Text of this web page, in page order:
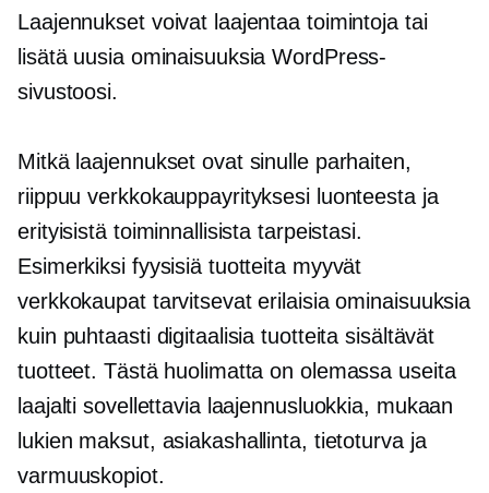
Laajennukset voivat laajentaa toimintoja tai
lisätä uusia ominaisuuksia WordPress-
sivustoosi.
Mitkä laajennukset ovat sinulle parhaiten,
riippuu verkkokauppayrityksesi luonteesta ja
erityisistä toiminnallisista tarpeistasi.
Esimerkiksi fyysisiä tuotteita myyvät
verkkokaupat tarvitsevat erilaisia ​​ominaisuuksia
kuin puhtaasti digitaalisia tuotteita sisältävät
tuotteet. Tästä huolimatta on olemassa useita
laajalti sovellettavia laajennusluokkia, mukaan
lukien maksut, asiakashallinta, tietoturva ja
varmuuskopiot.